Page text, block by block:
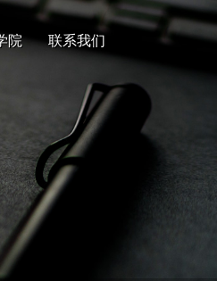
院 联系我们